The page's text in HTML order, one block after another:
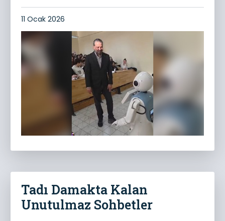
11 Ocak 2026
Tadı Damakta Kalan
Unutulmaz Sohbetler